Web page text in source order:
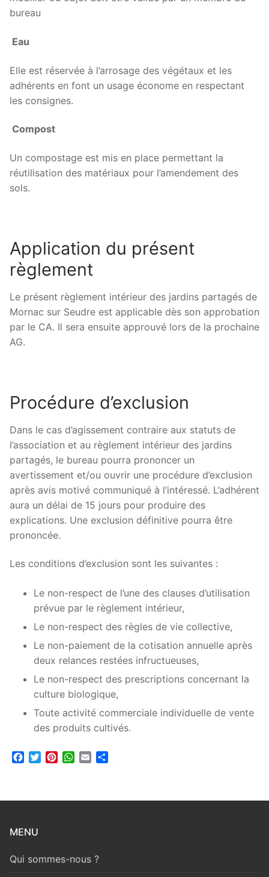
bureau
Eau
Elle est réservée à l’arrosage des végétaux et les
adhérents en font un usage économe en respectant
les consignes.
Compost
Un compostage est mis en place permettant la
réutilisation des matériaux pour l’amendement des
sols.
Application du présent
règlement
Le présent règlement intérieur des jardins partagés de
Mornac sur Seudre est applicable dès son approbation
par le CA. Il sera ensuite approuvé lors de la prochaine
AG.
Procédure d’exclusion
Dans le cas d’agissement contraire aux statuts de
l’association et au règlement intérieur des jardins
partagés, le bureau pourra prononcer un
avertissement et/ou ouvrir une procédure d’exclusion
après avis motivé communiqué à l’intéressé. L’adhérent
aura un délai de 15 jours pour produire des
explications. Une exclusion définitive pourra être
prononcée.
Les conditions d’exclusion sont les suivantes :
Le non-respect de l’une des clauses d’utilisation
prévue par le règlement intérieur,
Le non-respect des règles de vie collective,
Le non-paiement de la cotisation annuelle après
deux relances restées infructueuses,
Le non-respect des prescriptions concernant la
culture biologique,
Toute activité commerciale individuelle de vente
des produits cultivés.
Facebook
TwitterPinterestWhatsApp
Email
MENU
Qui sommes-nous ?